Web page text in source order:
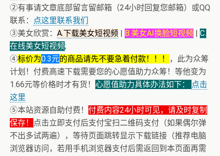
②有事请文章底部留言留邮箱（24小时回复您邮箱）或QQ
联系：
点这里联系我们
③美女欣赏： A.下载美女短视频 | B.美女AI换脸短视频 | C.
在线美女短视频;
④标价为0.3元的商品请先不要急着付款！！！
，此为众筹
计划！付费高速下载需要您的心愿值助力众筹！等他变为
1.66元等价格时才有货！ 心愿值助力具体办法如下：
点击
这里
⑤本站资源自助付费！ 付费内容24小时可见，请及时复制
保存！
点击立即支付后支付宝扫二维码支付（如果偶尔弹
不出多试两遍），等待页面跳转显示下载链接（推荐电脑
浏览器访问，若用手机浏览器支付后需返回到本页面再需